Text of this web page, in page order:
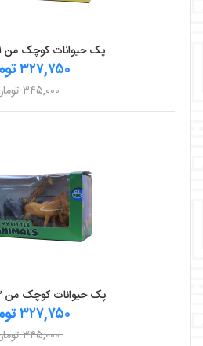
پک حیوانات کوچک من ۱ (جعبه ای)
۳۲۷,۷۵۰ تومان
۳۴۵,۰۰۰ تومان
پک حیوانات کوچک من ۲ (جعبه ای)
۳۲۷,۷۵۰ تومان
۳۴۵,۰۰۰ تومان